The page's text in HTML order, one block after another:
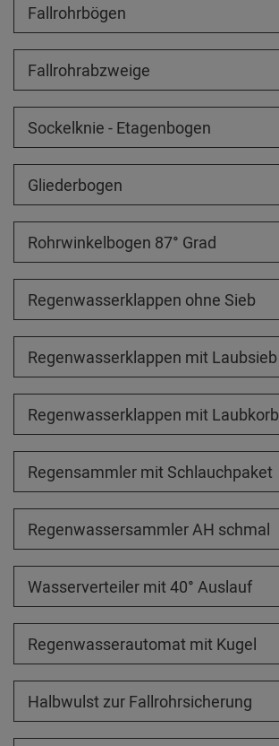
Fallrohrbögen
Fallrohrabzweige
Sockelknie - Etagenbogen
Gliederbogen
Rohrwinkelbogen 87° Grad
Regenwasserklappen ohne Sieb
Regenwasserklappen mit Laubsieb
Regenwasserklappen mit Laubkorb
Regensammler mit Schlauchpaket
Regenwassersammler AH schmal
Wasserverteiler mit 40° Auslauf
Regenwasserautomat mit Kugel
Halbwulst zur Fallrohrsicherung